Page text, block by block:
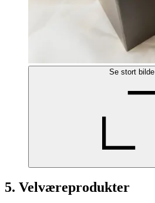
Se stort bilde
5. Velværeprodukter